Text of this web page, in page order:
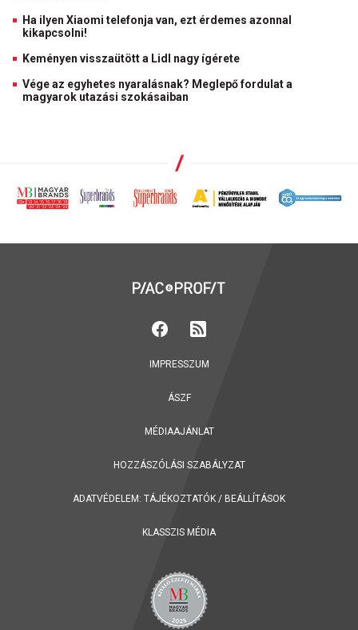
Ha ilyen Xiaomi telefonja van, ezt érdemes azonnal
kikapcsolni!
Keményen visszaütött a Lidl nagy ígérete
Vége az egyhetes nyaralásnak? Meglepő fordulat a
magyarok utazási szokásaiban
IMPRESSZUM
ÁSZF
MÉDIAAJÁNLAT
HOZZÁSZÓLÁSI SZABÁLYZAT
ADATVÉDELEM: TÁJÉKOZTATÓK / BEÁLLÍTÁSOK
KLASSZIS MÉDIA